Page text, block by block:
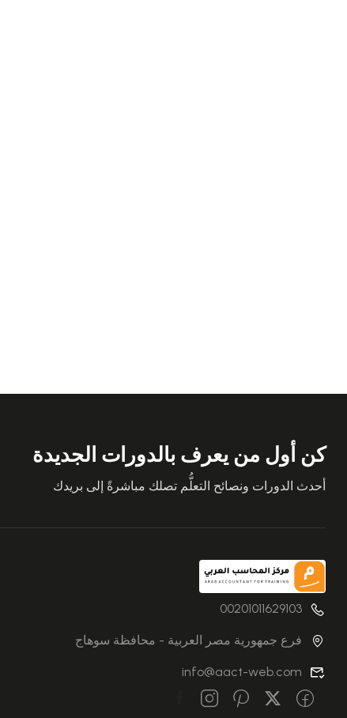
كن أول من يعرف بالدورات الجديدة
أحدث الدورات ونصائح التعلُّم تصلك مباشرةً إلى بريدك
00201011629103
فرع جمهورية مصر العربية - محافظة سوهاج
info@aact-web.com